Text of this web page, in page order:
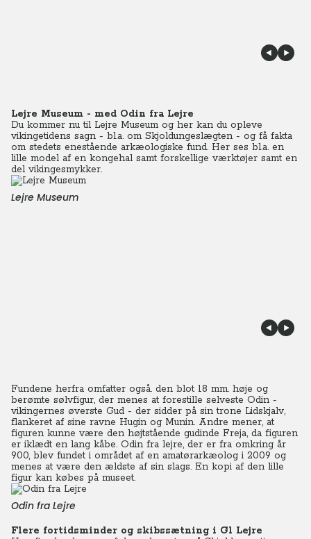
Lejre Museum - med Odin fra Lejre
Du kommer nu til Lejre Museum og her kan du opleve
vikingetidens sagn - bl.a. om Skjoldungeslægten - og få fakta
om stedets enestående arkæologiske fund. Her ses bl.a. en
lille model af en kongehal samt forskellige værktøjer samt en
del vikingesmykker.
Lejre Museum
Fundene herfra omfatter også. den blot 18 mm. høje og
berømte sølvfigur, der menes at forestille selveste Odin -
vikingernes øverste Gud - der sidder på sin trone Lidskjalv,
flankeret af sine ravne Hugin og Munin. Andre mener, at
figuren kunne være den højtstående gudinde Freja, da figuren
er iklædt en lang kåbe. Odin fra lejre, der er fra omkring år
900, blev fundet i området af en amatørarkæolog i 2009 og
menes at være den ældste af sin slags. En kopi af den lille
figur kan købes på museet.
Odin fra Lejre
Flere fortidsminder og skibssætning i Gl Lejre